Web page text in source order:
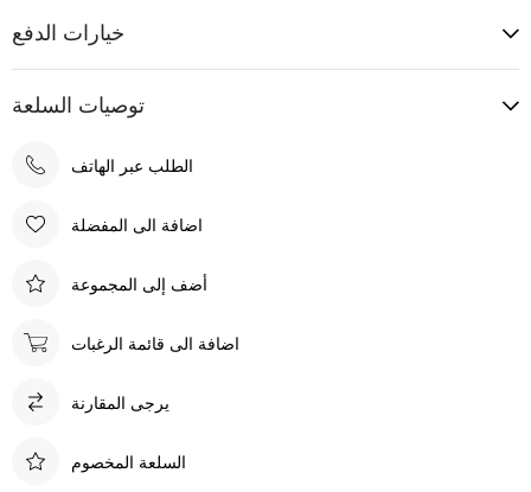
خيارات الدفع
توصيات السلعة
الطلب عبر الهاتف
اضافة الى المفضلة
أضف إلى المجموعة
اضافة الى قائمة الرغبات
يرجى المقارنة
السلعة المخصوم